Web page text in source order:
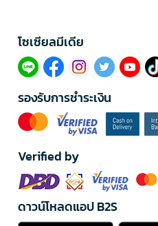
โซเซียลมีเดีย​
รองรับการชำระเงิน
Verified by
ดาวน์โหลดแอป B2S